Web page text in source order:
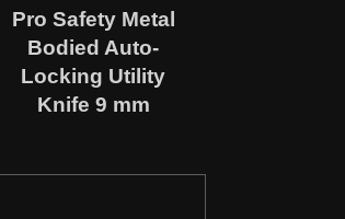
Pro Safety Metal
Bodied Auto-
Locking Utility
Knife 9 mm